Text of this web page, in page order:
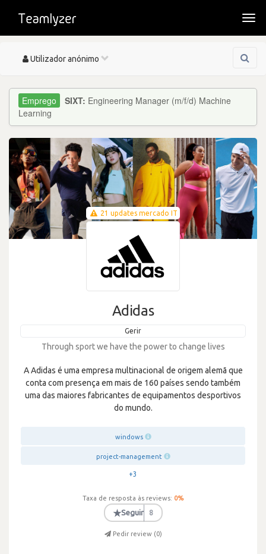
Toggle
Utilizador anónimo
SIXT: Engineering Manager (m/f/d) Machine
Learning
21 updates mercado IT
Adidas
Gerir
Through sport we have the power to change lives
A Adidas é uma empresa multinacional de origem alemã que
conta com presença em mais de 160 países sendo também
uma das maiores fabricantes de equipamentos desportivos
do mundo.
windows
project-management
+3
Taxa de resposta às reviews: 0%
★Seguir 8
Pedir review (0)